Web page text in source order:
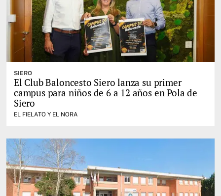
SIERO
El Club Baloncesto Siero lanza su primer
campus para niños de 6 a 12 años en Pola de
Siero
EL FIELATO Y EL NORA